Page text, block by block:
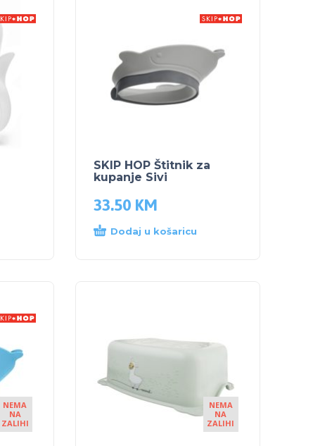
SKIP HOP Štitnik za
kupanje Sivi
33.50 KM
Dodaj u košaricu
NEMA
NA
ZALIHI
NEMA
NA
ZALIHI